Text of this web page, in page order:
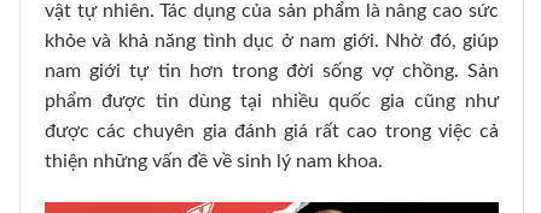
vật tự nhiên. Tác dụng của sản phẩm là nâng cao sức
khỏe và khả năng tình dục ở nam giới. Nhờ đó, giúp
nam giới tự tin hơn trong đời sống vợ chồng. Sản
phẩm được tin dùng tại nhiều quốc gia cũng như
được các chuyên gia đánh giá rất cao trong việc cả
thiện những vấn đề về sinh lý nam khoa.